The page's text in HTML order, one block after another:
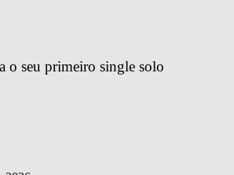
o seu primeiro single solo